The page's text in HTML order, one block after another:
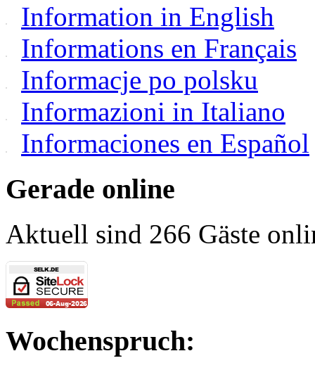
Information in English
Informations en Français
Informacje po polsku
Informazioni in Italiano
Informaciones en Español
Gerade online
Aktuell sind 266 Gäste
Wochenspruch: